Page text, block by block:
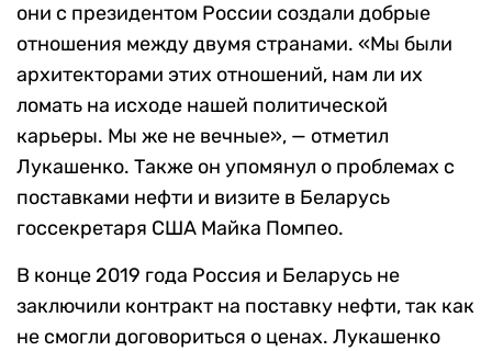
они с президентом России создали добрые
отношения между двумя странами. «Мы были
архитекторами этих отношений, нам ли их
ломать на исходе нашей политической
карьеры. Мы же не вечные», — отметил
Лукашенко. Также он упомянул о проблемах с
поставками нефти и визите в Беларусь
госсекретаря США Майка Помпео.
В конце 2019 года Россия и Беларусь не
заключили контракт на поставку нефти, так как
не смогли договориться о ценах. Лукашенко